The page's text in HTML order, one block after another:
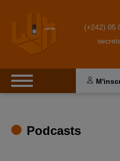
(+242) 05
Podcasts